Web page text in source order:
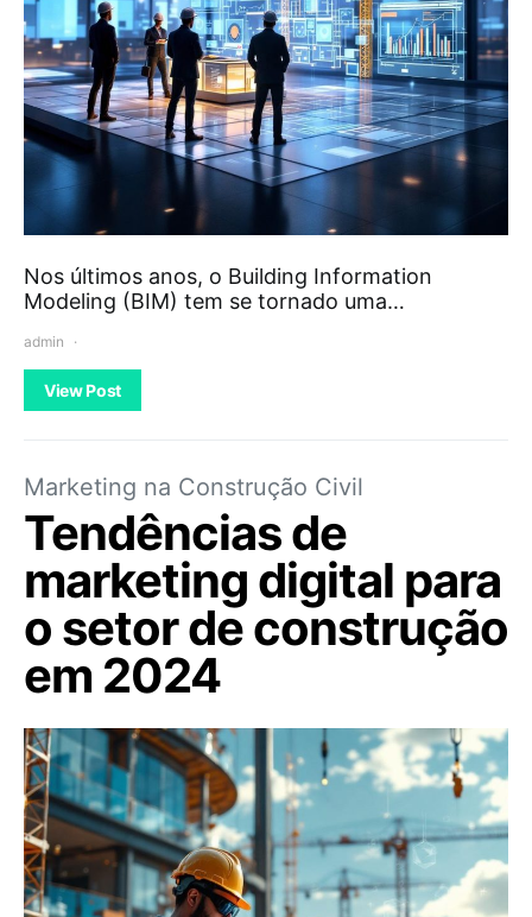
Nos últimos anos, o Building Information
Modeling (BIM) tem se tornado uma…
admin
View Post
Marketing na Construção Civil
Tendências de
marketing digital para
o setor de construção
em 2024